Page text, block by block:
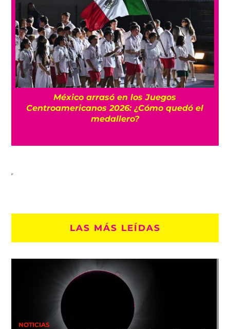
México arrasó en los Juegos
Centroamericanos 2026: ¿Cómo quedó el
medallero?
LAS MÁS LEÍDAS
NOTICIAS